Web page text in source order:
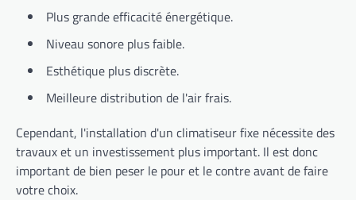
Plus grande efficacité énergétique.
Niveau sonore plus faible.
Esthétique plus discrète.
Meilleure distribution de l'air frais.
Cependant, l'installation d'un climatiseur fixe nécessite des
travaux et un investissement plus important. Il est donc
important de bien peser le pour et le contre avant de faire
votre choix.